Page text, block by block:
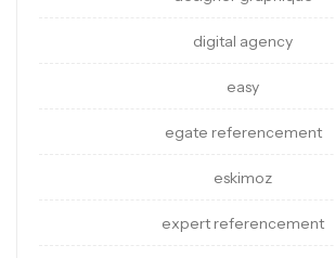
digital agency
easy
egate referencement
eskimoz
expert referencement